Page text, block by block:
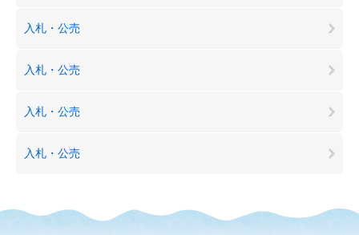
入札・公売
入札・公売
入札・公売
入札・公売